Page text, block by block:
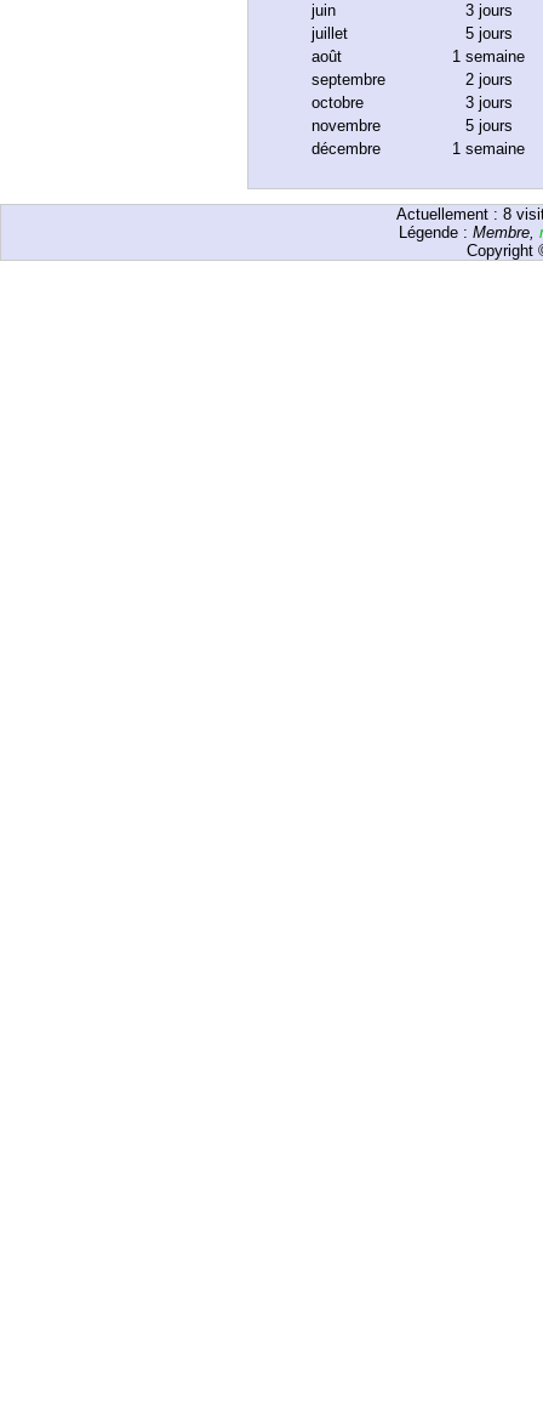
juin
3 jours
juillet
5 jours
août
1 semaine
septembre
2 jours
octobre
3 jours
novembre
5 jours
décembre
1 semaine
Actuellement : 8
Légende : Membre,
Copyright